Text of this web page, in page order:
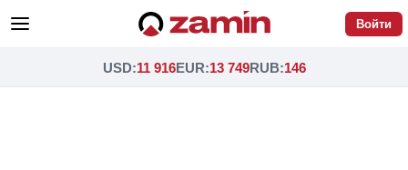
Войти
USD:11 916EUR:13 749RUB:146